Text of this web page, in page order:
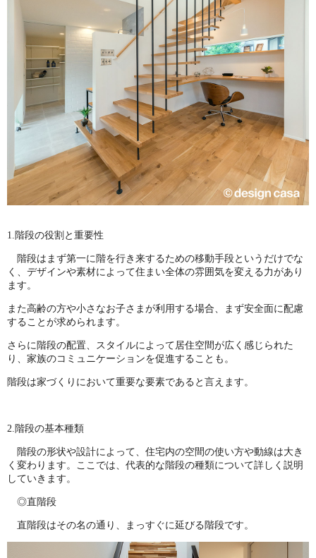
1.階段の役割と重要性
階段はまず第一に階を行き来するための移動手段というだけでな
く、デザインや素材によって住まい全体の雰囲気を変える力があり
ます。
また高齢の方や小さなお子さまが利用する場合、まず安全面に配慮
することが求められます。
さらに階段の配置、スタイルによって居住空間が広く感じられた
り、家族のコミュニケーションを促進することも。
階段は家づくりにおいて重要な要素であると言えます。
2.階段の基本種類
階段の形状や設計によって、住宅内の空間の使い方や動線は大き
く変わります。ここでは、代表的な階段の種類について詳しく説明
していきます。
◎直階段
直階段はその名の通り、まっすぐに延びる階段です。